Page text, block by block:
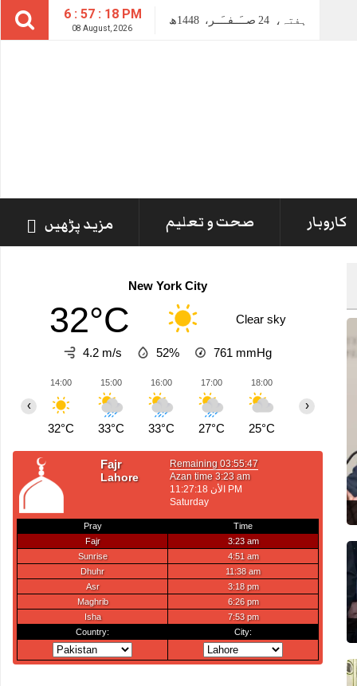
6 : 57 : 19 PM
08 August, 2026
ہفتہ، 24 صــَــفــَــر، 1448ھ
کاروبار صحت و تعلیم مزید پڑھیں
New York City
32°C Clear sky
4.2 m/s 52% 761 mmHg
14:00
32°C
15:00
33°C
16:00
33°C
17:00
27°C
18:00
25°C
‹ ›